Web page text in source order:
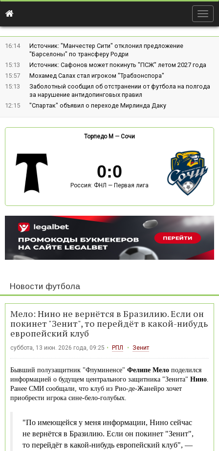
16:14
Источник: "Манчестер Сити" отклонил предложение
"Барселоны" по трансферу Родри
15:13
Источник: Сафонов может покинуть "ПСЖ" летом 2027 года
15:57
Мохамед Салах стал игроком "Трабзонспора"
15:13
Заболотный сообщил об отстранении от футбола на полгода
за нарушение антидопинговых правил
12:15
"Спартак" объявил о переходе Мирлинда Даку
Торпедо М — Сочи
0:0
Россия: ФНЛ — Первая лига
Новости футбола
Мело: Нино не вернётся в Бразилию. Если он
покинет "Зенит", то перейдёт в какой-нибудь
европейский клуб
суббота, 13 июн. 2026 года, 09:25 РПЛ Зенит
Бывший полузащитник "Флуминенсе" Фелипе Мело поделился
информацией о будущем центрального защитника "Зенита" Нино
Ранее СМИ сообщали, что клуб из Рио-де-Жанейро хочет
приобрести игрока сине-бело-голубых.
"По имеющейся у меня информации, Нино сейчас
не вернётся в Бразилию. Если он покинет "Зенит",
то перейдёт в какой-нибудь европейский клуб", —